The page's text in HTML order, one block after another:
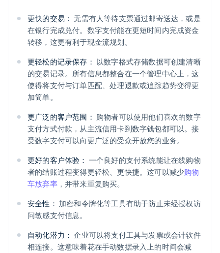
更快的交易： 无需有人等待支票通过邮寄送达，或是
在银行完成兑付。数字支付能在更短时间内完成资金
转移，这更有利于现金流规划。
更轻松的记录保存： 以数字格式存储数据可创建清晰
的交易记录。所有信息都整合在一个管理中心上，这
使得将支付与订单匹配、处理退款或追踪趋势变得更
加简单。
更广泛的客户范围： 购物者可以使用他们喜欢的数字
支付方式付款，从主流信用卡到数字钱包都可以。接
受数字支付可以向更广泛的受众开放您的业务。
更好的客户体验： 一个良好的支付系统能让在线购物
者的结账过程变得更轻松、更快捷。这可以减少购物
车放弃率，并带来重复购买。
安全性： 加密和令牌化等工具有助于防止未经授权访
问敏感支付信息。
自动化潜力： 企业可以将支付工具与发票或会计软件
相连接。这意味着花在手动数据录入上的时间会减